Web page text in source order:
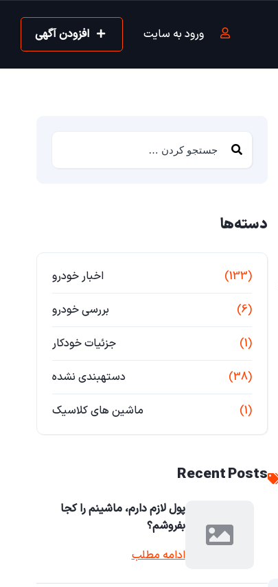
ورود به سایت افزودن آگهی
دسته‌ها
اخبار خودرو (133)
بررسی خودرو (6)
جزئیات خودکار (1)
دستهبندی نشده (38)
ماشین های کلاسیک (1)
Recent Posts
پول لازم دارم، ماشینم را کجا
بفروشم؟
ادامه مطلب